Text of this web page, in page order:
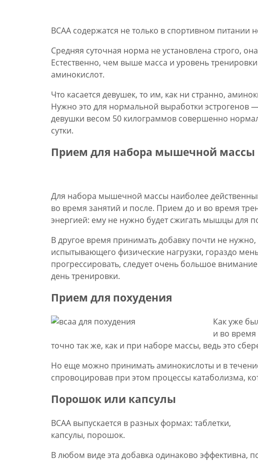
ВСАА содержатся не только в спортивном питании
Средняя суточная норма не установлена строго,
Естественно, чем выше масса и уровень
аминокислот.
Что касается девушек, то им, как ни странно,
Нужно это для нормальной выработки эстрогенов
девушки весом 50 килограммов совершенно
сутки.
Прием для набора мышечной массы
Для набора мышечной массы наиболее
во время занятий и после. Прием до и во время
энергией: ему не нужно будет сжигать мышцы для
В другое время принимать добавку почти не
испытывающего физические нагрузки, гораздо
прогрессировать, следует очень большое
день тренировки.
Прием для похудения
Как уже
и во время
точно так же, как и при наборе массы, ведь это
Но еще можно принимать аминокислоты и в
спровоцировав при этом процессы катаболизма,
Порошок или капсулы
BCAA выпускается в разных формах: таблетки,
капсулы, порошок.
В любом виде эта добавка одинаково эффективна,